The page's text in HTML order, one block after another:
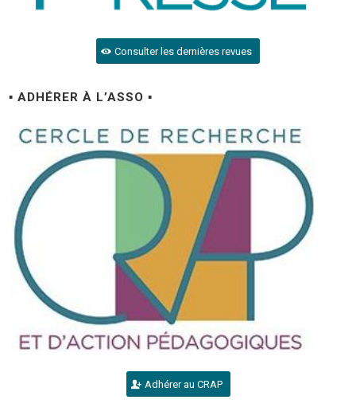
Consulter les dernières revues
▪ ADHÉRER À L’ASSO ▪
Adhérer au CRAP